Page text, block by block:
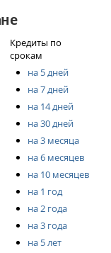
(ГЭСВ);
и
Кредиты по
срокам
на 5 дней
на 7 дней
на 14 дней
на 30 дней
на 3 месяца
на 6 месяцев
на 10 месяцев
на 1 год
на 2 года
на 3 года
на 5 лет